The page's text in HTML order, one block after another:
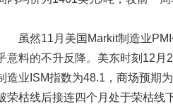
虽然11月美国Markit制造业PMI
意料的不升反降。美东时刻12月
造业ISM指数为48.1，商场预期
荣枯线后接连四个月处于荣枯线